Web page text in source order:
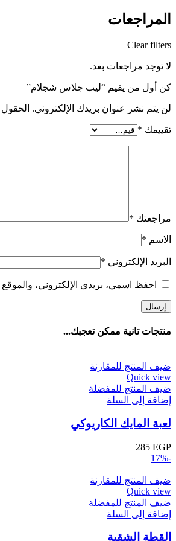
المراجعات
Clear filters
لا توجد مراجعات بعد.
كن أول من يقيم “ليب جلاس شجلام”
لن يتم نشر عنوان بريدك الإلكتروني. الحقول
تقييمك *
مراجعتك *
الاسم *
البريد الإلكتروني *
احفظ اسمي، بريدي الإلكتروني،
منتجات تانية ممكن تعجبك...
ضيف المنتج للمقارنة
Quick view
ضيف المنتج للمفضلة
إضافة إلى السلة
لعبة المايك الكاريوكي
285 EGP
-17%
ضيف المنتج للمقارنة
Quick view
ضيف المنتج للمفضلة
إضافة إلى السلة
القطة الشقية